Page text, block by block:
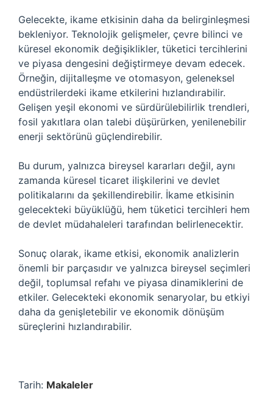
Gelecekte, ikame etkisinin daha da belirginleşmesi
bekleniyor. Teknolojik gelişmeler, çevre bilinci ve
küresel ekonomik değişiklikler, tüketici tercihlerini
ve piyasa dengesini değiştirmeye devam edecek.
Örneğin, dijitalleşme ve otomasyon, geleneksel
endüstrilerdeki ikame etkilerini hızlandırabilir.
Gelişen yeşil ekonomi ve sürdürülebilirlik trendleri,
fosil yakıtlara olan talebi düşürürken, yenilenebilir
enerji sektörünü güçlendirebilir.
Bu durum, yalnızca bireysel kararları değil, aynı
zamanda küresel ticaret ilişkilerini ve devlet
politikalarını da şekillendirebilir. İkame etkisinin
gelecekteki büyüklüğü, hem tüketici tercihleri hem
de devlet müdahaleleri tarafından belirlenecektir.
Sonuç olarak, ikame etkisi, ekonomik analizlerin
önemli bir parçasıdır ve yalnızca bireysel seçimleri
değil, toplumsal refahı ve piyasa dinamiklerini de
etkiler. Gelecekteki ekonomik senaryolar, bu etkiyi
daha da genişletebilir ve ekonomik dönüşüm
süreçlerini hızlandırabilir.
Tarih: Makaleler